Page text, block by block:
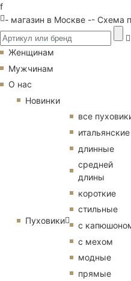
f
- магазин в Москве -- Схема
Женщинам
Мужчинам
О нас
Новинки
Пуховики
все
итальянские
длинные
средней
длины
короткие
стильные
с
с мехом
модные
прямые